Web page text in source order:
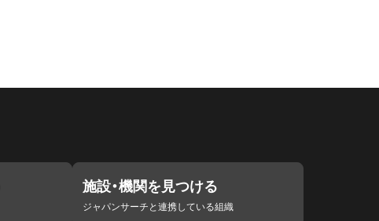
施設・機関を見つける
ジャパンサーチと連携している組織